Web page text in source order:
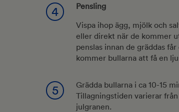
4
Pensling
Vispa ihop ägg, mjölk och
eller direkt när de kommer
penslas innan de gräddas
kommer bullarna att få en
5
Grädda bullarna i ca 10-15
Tillagningstiden varierar
julgranen.